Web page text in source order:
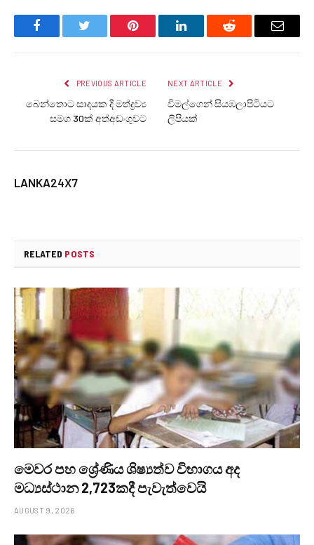
FacebookTwitter Pinterest LinkedInReddit Email
PREVIOUS ARTICLE
බෙන්තොට සාදයක දී මත්ද්‍රව්‍ය
සමග 30ක් අත්අඩංගුවට
NEXT ARTICLE
විමල්ගෙන් සියඹලාපිටියට
ලිපියක්
LANKA24X7
RELATED POSTS
මෙවර පහ ශ්‍රේණිය ශිෂ්‍යත්ව විභාගය අද
මධ්‍යස්ථාන 2,723කදී පැවැත්වෙයි
AUGUST 9, 2026